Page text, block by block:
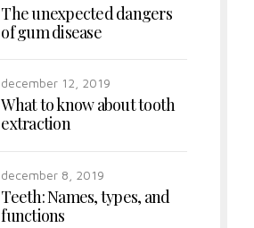
The unexpected dangers
of gum disease
december 12, 2019
What to know about tooth
extraction
december 8, 2019
Teeth: Names, types, and
functions